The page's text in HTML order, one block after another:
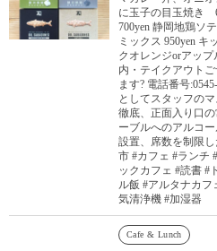
に玉子の目玉焼き
700yen 静岡地鶏ソ
ミックス 950yen
クオレンジorアッ
内・テイクアウト
ます? 電話番号
としてスタッフの
徹底、正面入り口
ーブルへのアルコ
設置、席数を制限
市 #カフェ #ランチ
ックカフェ #読書 #
ル飯 #アルタナカフ
気清浄機 #加湿器
Cafe & Lunch